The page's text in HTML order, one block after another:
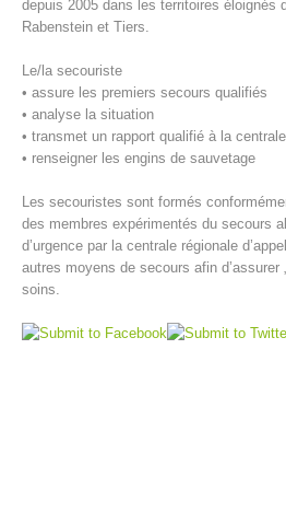
Centres de secours
depuis 2005 dans les territoires éloignés
Rabenstein et Tiers.
Le/la secouriste
• assure les premiers secours qualifiés
• analyse la situation
• transmet un rapport qualifié à la
• renseigner les engins de sauvetage
Les secouristes sont formés
des membres expérimentés du secours
d’urgence par la centrale régionale
autres moyens de secours afin d’assurer
soins.